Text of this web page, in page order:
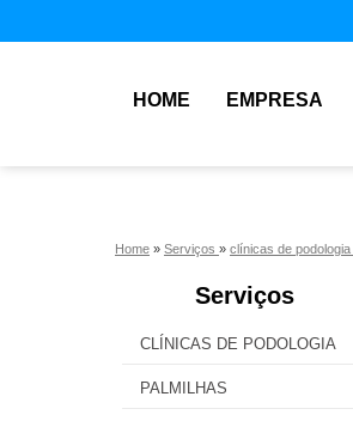
HOME EMPRESA
Home » Serviços » clínicas de podologia
Serviços
CLÍNICAS DE PODOLOGIA
PALMILHAS